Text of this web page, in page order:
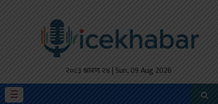
२०८३ श्रावण २४ | Sun, 09 Aug 2026
☰
मैथिली